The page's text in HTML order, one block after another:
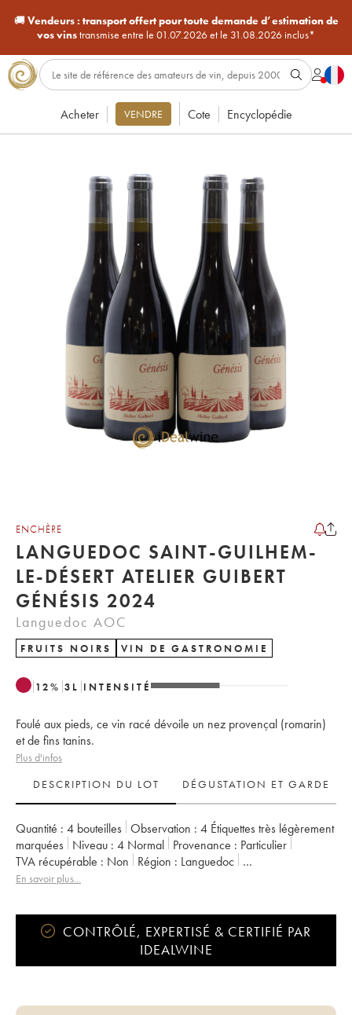
🚚Vendeurs : transport offert pour toute demande d’estimation de
vos vinstransmise entre le 01.07.2026 et le 31.08.2026 inclus*
Acheter VENDRE Cote Encyclopédie
ENCHÈRE
LANGUEDOC SAINT-GUILHEM-
LE-DÉSERT ATELIER GUIBERT
GÉNÉSIS 2024
Languedoc AOC
FRUITS NOIRS VIN DE GASTRONOMIE
12% 3 L INTENSITÉ
Foulé aux pieds, ce vin racé dévoile un nez provençal (romarin)
et de fins tanins.
Plus d'infos
DESCRIPTION DU LOT
DÉGUSTATION ET GARDE
Quantité : 4 bouteilles Observation : 4 Étiquettes très légèrement
marquées
Niveau : 4 Normal Provenance : particulier
TVA récupérable :
non Région : Languedoc
Appellation :
En savoir plus...
CONTRÔLÉ, EXPERTISÉ & CERTIFIÉ PAR
IDEALWINE